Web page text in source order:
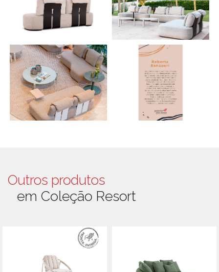
Outros produtos
em Coleção Resort